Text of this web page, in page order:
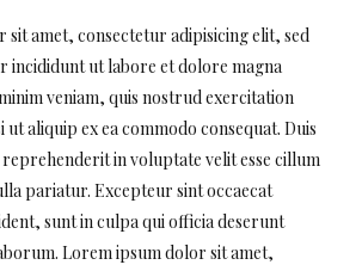
sit amet, consectetur adipisicing elit, sed
incididunt ut labore et dolore magna
veniam, quis nostrud exercitation
aliquip ex ea commodo consequat. Duis
in voluptate velit esse cillum
pariatur. Excepteur sint occaecat
sunt in culpa qui officia deserunt
Lorem ipsum dolor sit amet,